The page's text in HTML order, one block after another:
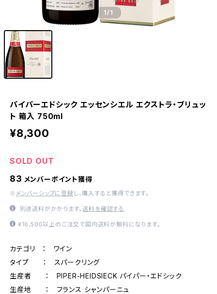
1/1
パイパーエドシック エッセンシエル エクストラ・ブリュッ
ト 箱入 750ml
¥8,300
SOLD OUT
83 メンバーポイント獲得
※ メンバーシップに登録 し、購入すると獲得できます。
別途送料がかかります。送料を確認する
¥16,500以上のご注文で国内送料が無料になります。
カテゴリ ： ワイン
タイプ ： スパークリング
生産者 ： PIPER-HEIDSIECK パイパー・エドシック
生産地 ： フランス シャンパーニュ